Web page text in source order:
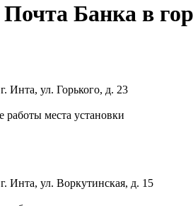
Банка в
Инта, ул. Горького, д. 23
работы места установки
Инта, ул. Воркутинская, д. 15